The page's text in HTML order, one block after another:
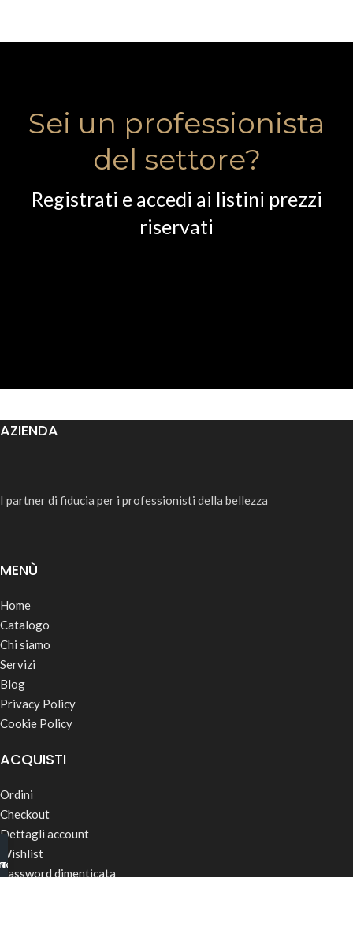
Sei un professionista
del settore?
Registrati e accedi ai listini prezzi
riservati
AZIENDA
I partner di fiducia per i professionisti della bellezza
MENÙ
Home
Catalogo
Chi siamo
Servizi
Blog
Privacy Policy
Cookie Policy
ACQUISTI
Ordini
Checkout
Dettagli account
Wishlist
Password dimenticata
B2B